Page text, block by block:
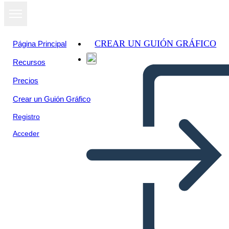
Página Principal
Recursos
Precios
Crear un Guión Gráfico
Registro
Acceder
CREAR UN GUIÓN GRÁFICO